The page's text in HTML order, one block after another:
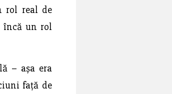
rol real de
încă un rol
– așa era
față de